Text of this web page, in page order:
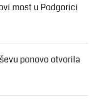
most u Podgorici
ponovo otvorila